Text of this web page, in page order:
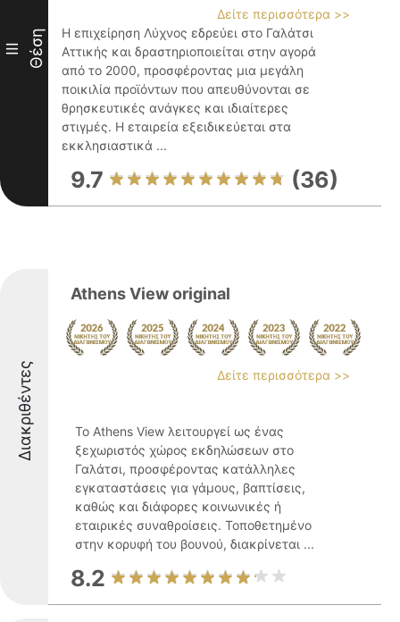
III Θέση
Δείτε περισσότερα >>
Η επιχείρηση Λύχνος εδρεύει στο Γαλάτσι
Αττικής και δραστηριοποιείται στην αγορά
από το 2000, προσφέροντας μια μεγάλη
ποικιλία προϊόντων που απευθύνονται σε
θρησκευτικές ανάγκες και ιδιαίτερες
στιγμές. Η εταιρεία εξειδικεύεται στα
εκκλησιαστικά ...
9.7 (36)
Διακριθέντες
Athens View original
Δείτε περισσότερα >>
Το Athens View λειτουργεί ως ένας
ξεχωριστός χώρος εκδηλώσεων στο
Γαλάτσι, προσφέροντας κατάλληλες
εγκαταστάσεις για γάμους, βαπτίσεις,
καθώς και διάφορες κοινωνικές ή
εταιρικές συναθροίσεις. Τοποθετημένο
στην κορυφή του βουνού, διακρίνεται ...
8.2